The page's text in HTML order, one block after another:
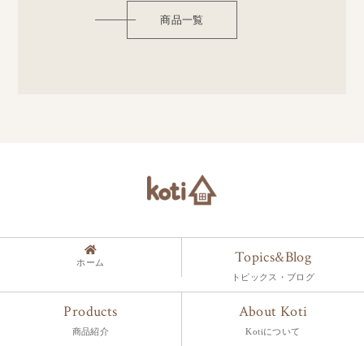
商品一覧
ホーム Topics&Blog
トピックス・ブログ
Products
商品紹介
About Koti
Kotiについて